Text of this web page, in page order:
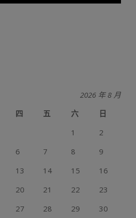
2026 年 8 月
四 五 六
日
1
2
6 7 8
9
13 14 15
16
20 21 22
23
27 28 29 30